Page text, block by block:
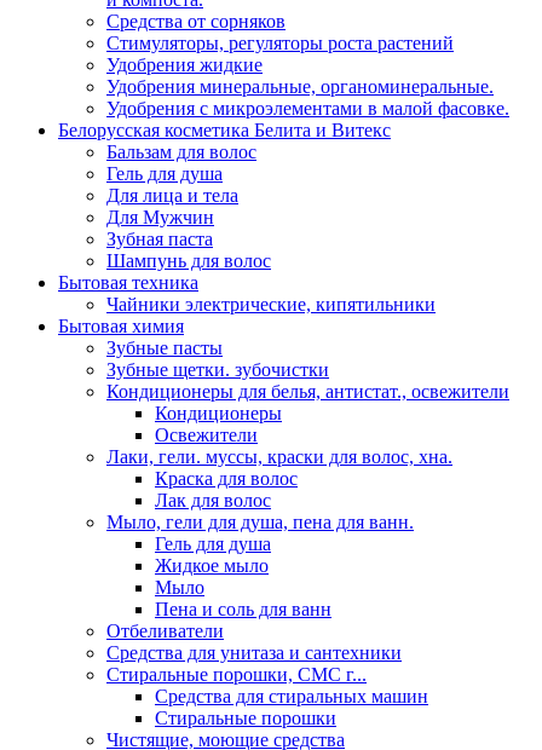
Средства от сорняков
Стимуляторы, регуляторы роста растений
Удобрения жидкие
Удобрения минеральные, органоминеральные.
Удобрения с микроэлементами в малой фасовке.
Белорусская косметика Белита и Витекс
Бальзам для волос
Гель для душа
Для лица и тела
Для Мужчин
Зубная паста
Шампунь для волос
Бытовая техника
Чайники электрические, кипятильники
Бытовая химия
Зубные пасты
Зубные щетки. зубочистки
Кондиционеры для белья, антистат., освежители
Кондиционеры
Освежители
Лаки, гели. муссы, краски для волос, хна.
Краска для волос
Лак для волос
Мыло, гели для душа, пена для ванн.
Гель для душа
Жидкое мыло
Мыло
Пена и соль для ванн
Отбеливатели
Средства для унитаза и сантехники
Стиральные порошки, СМС г...
Средства для стиральных машин
Стиральные порошки
Чистящие, моющие средства